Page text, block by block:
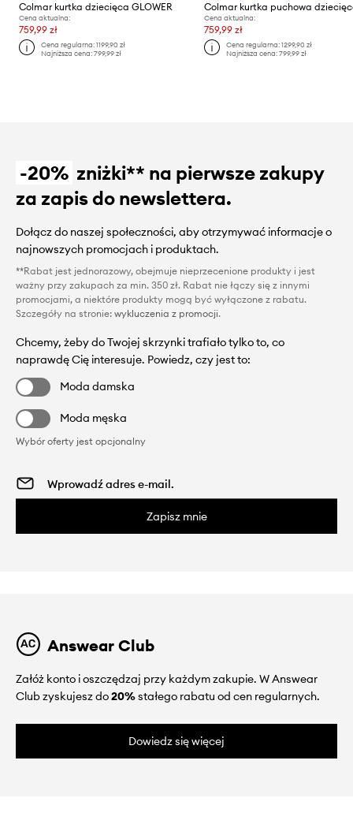
Colmar kurtka dziecięca GLOWER
Cena aktualna:
759,99 zł
Cena regularna:1199,90 zł
Najniższa cena:799,99 zł
Cena aktualna:
759,99 zł
Cena regularna: 1299,90 zł
Najniższa cena: 799,99 zł
-20% zniżki** na pierwsze zakupy
za zapis do newslettera.
Dołącz do naszej społeczności, aby otrzymywać informacje o
najnowszych promocjach i produktach.
**Rabat jest jednorazowy, obejmuje nieprzecenione produkty i jest
ważny przy zakupach za min. 350 zł. Rabat nie łączy się z innymi
promocjami, a niektóre produkty mogą być wyłączone z rabatu.
Szczegóły na stronie: wykluczenia z promocji.
Chcemy, żeby do Twojej skrzynki trafiało tylko to, co
naprawdę Cię interesuje. Powiedz, czy jest to:
Moda damska
Moda męska
Wybór oferty jest opcjonalny
Zapisz mnie
Answear Club
Załóż konto i oszczędzaj przy każdym zakupie. W Answear
Club zyskujesz do20%stałego rabatu od cen regularnych.
Dowiedz się więcej